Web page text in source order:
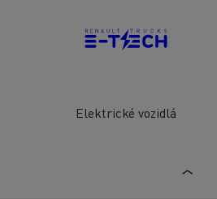
Elektrické vozidlá